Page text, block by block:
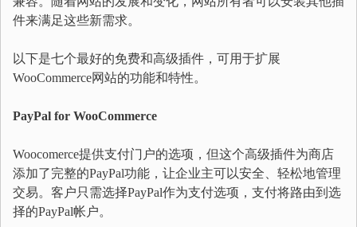
件来满足这些新需求。
以下是七个最好的免费和高级插件，可用于扩展
WooCommerce网站的功能和特性。
PayPal for WooCommerce
Woocomerce提供支付门户的选项，但这个高级插件为商店
添加了完整的PayPal功能，让企业主可以安全、轻松地管理
交易。客户只需选择PayPal作为支付选项，支付将路由到选
择的PayPal帐户。